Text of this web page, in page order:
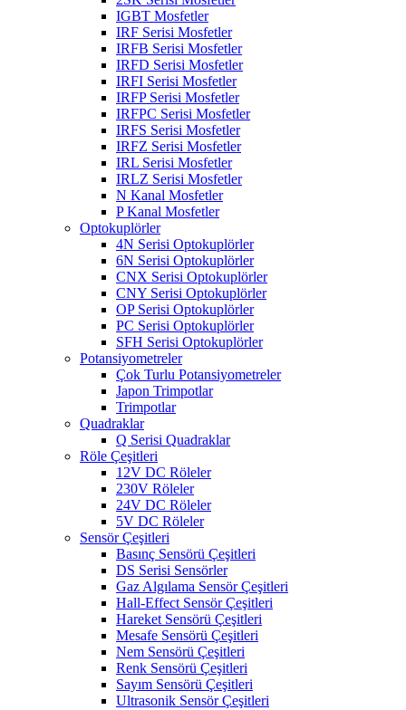
IGBT Mosfetler
IRF Serisi Mosfetler
IRFB Serisi Mosfetler
IRFD Serisi Mosfetler
IRFI Serisi Mosfetler
IRFP Serisi Mosfetler
IRFPC Serisi Mosfetler
IRFS Serisi Mosfetler
IRFZ Serisi Mosfetler
IRL Serisi Mosfetler
IRLZ Serisi Mosfetler
N Kanal Mosfetler
P Kanal Mosfetler
Optokuplörler
4N Serisi Optokuplörler
6N Serisi Optokuplörler
CNX Serisi Optokuplörler
CNY Serisi Optokuplörler
OP Serisi Optokuplörler
PC Serisi Optokuplörler
SFH Serisi Optokuplörler
Potansiyometreler
Çok Turlu Potansiyometreler
Japon Trimpotlar
Trimpotlar
Quadraklar
Q Serisi Quadraklar
Röle Çeşitleri
12V DC Röleler
230V Röleler
24V DC Röleler
5V DC Röleler
Sensör Çeşitleri
Basınç Sensörü Çeşitleri
DS Serisi Sensörler
Gaz Algılama Sensör Çeşitleri
Hall-Effect Sensör Çeşitleri
Hareket Sensörü Çeşitleri
Mesafe Sensörü Çeşitleri
Nem Sensörü Çeşitleri
Renk Sensörü Çeşitleri
Sayım Sensörü Çeşitleri
Ultrasonik Sensör Çeşitleri